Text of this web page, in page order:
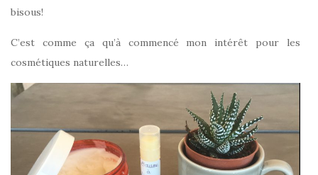
bisous!
C’est comme ça qu’à commencé mon intérêt pour les
cosmétiques naturelles…